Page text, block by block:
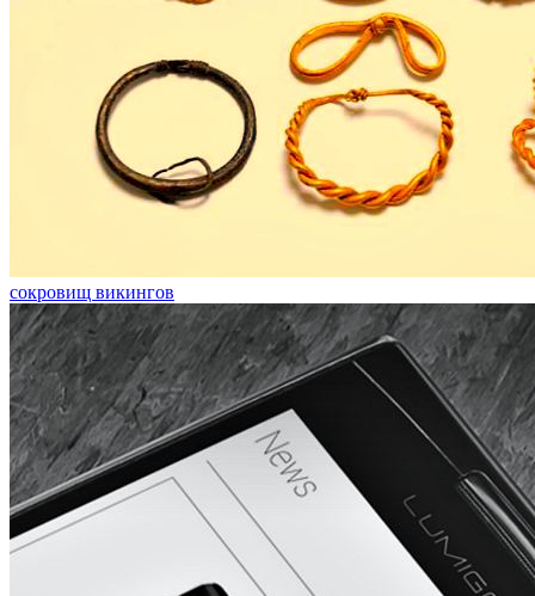
сокровищ викингов